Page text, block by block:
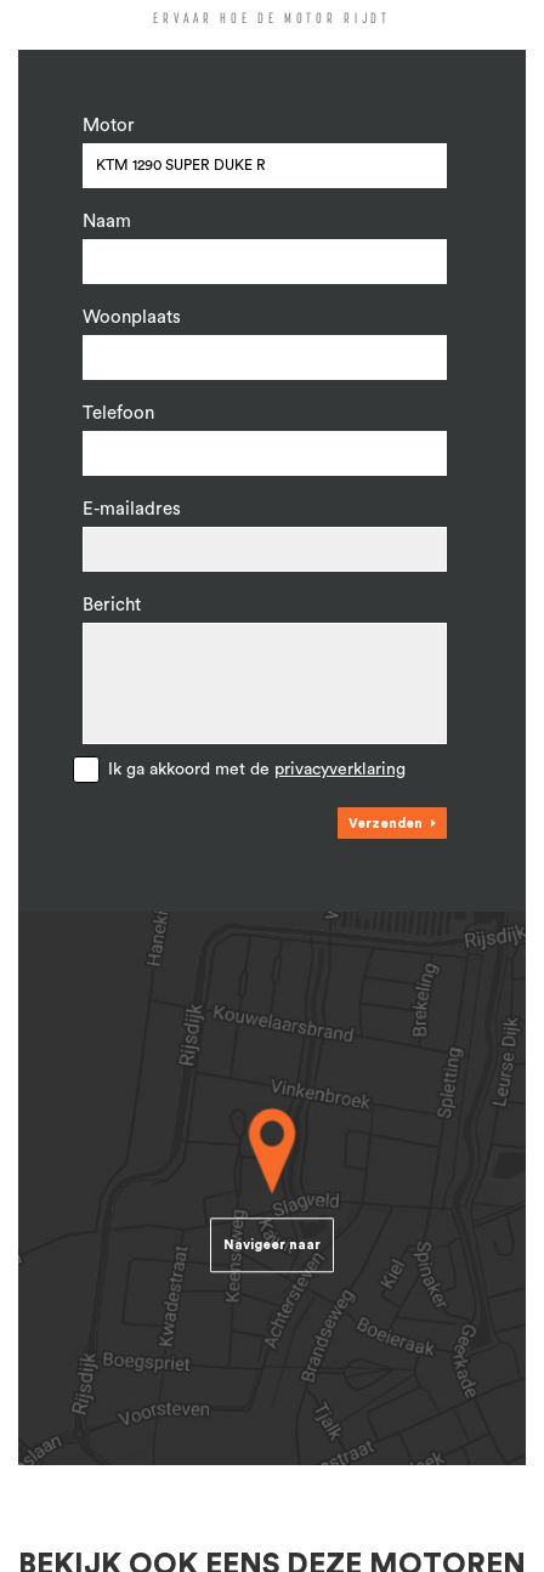
ERVAAR HOE DE MOTOR RIJDT
Motor
Naam
Woonplaats
Telefoon
E-mailadres
Bericht
Ik ga akkoord met de privacyverklaring
Verzenden
Navigeer naar
BEKIJK OOK EENS DEZE MOTOREN